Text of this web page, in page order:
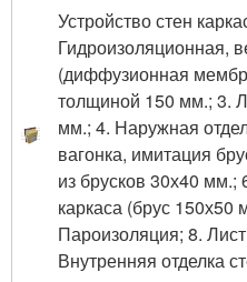
Устройство стен
Гидроизоляционная,
(диффузионная
толщиной 150 мм.; 3.
мм.; 4. Наружная
вагонка, имитация
из брусков 30х40 мм.;
каркаса (брус
Пароизоляция; 8.
Внутренняя отделка